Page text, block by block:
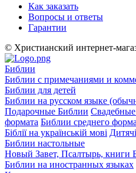
Как заказать
Вопросы и ответы
Гарантии
© Христианский интернет-
Библии
Библии с примечаниями и
Библии для детей
Библии на русском языке
Подарочные Библии
формата Библии среднего
Біблії на українській мові
Библии настольные
Новый Завет, Псалтырь, книги
Библии на иностранных языках